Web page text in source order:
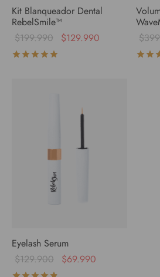
Kit Blanqueador Dental
RebelSmile™
$199.990 $129.990
$
Eyelash Serum
$129.900 $69.990